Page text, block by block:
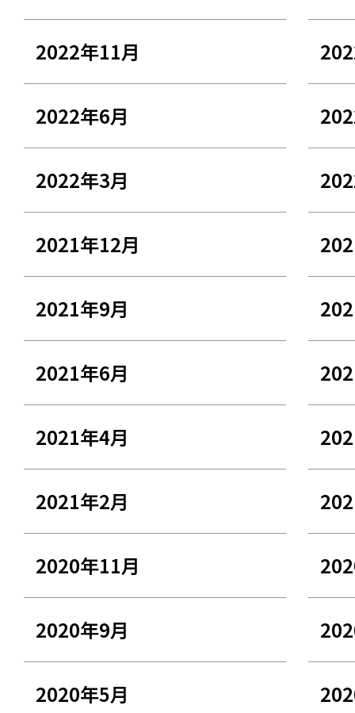
2022年11月
2022年6月
2022年3月
2021年12月
2021年9月
2021年6月
2021年4月
2021年2月
2020年11月
2020年9月
2020年5月